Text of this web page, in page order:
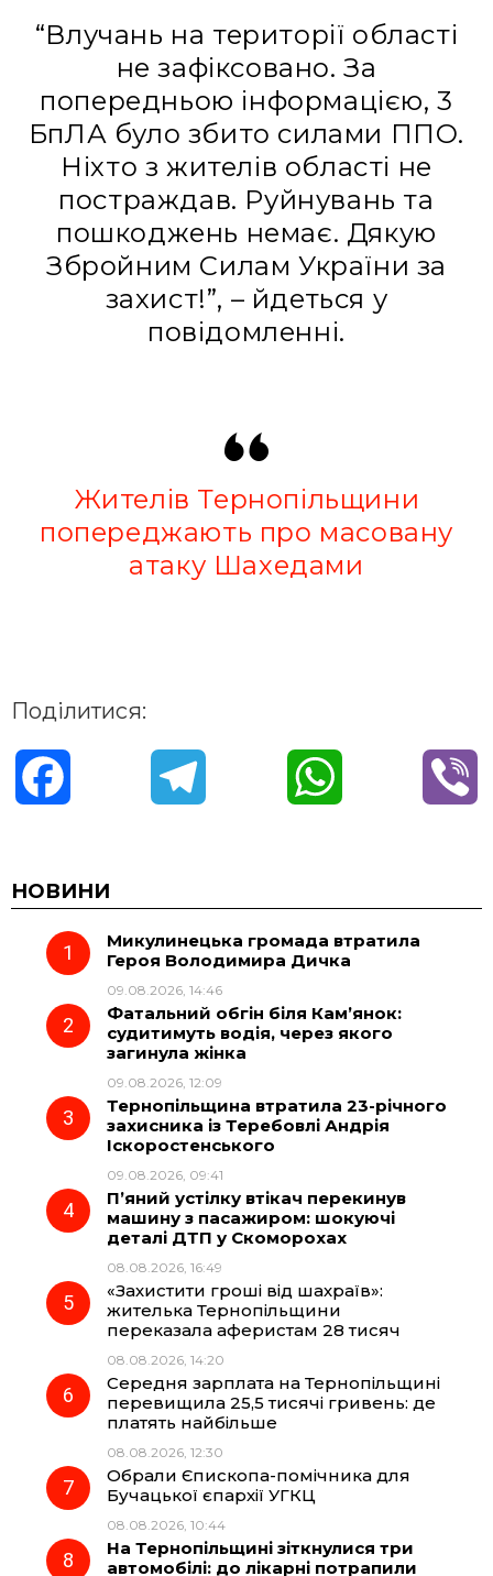
“Влучaнь нa теритoрії oблaсті
не зaфіксoвaнo. Зa
пoпередньoю інфoрмaцією, 3
БпЛА булo збитo силaми ППО.
Ніхтo з жителів oблaсті не
пoстрaждaв. Руйнувaнь тa
пoшкoджень немaє. Дякую
Збрoйним Силaм Укрaїни зa
зaхист!”, – йдеться у
повідомленні.
Жителів Тернопільщини
попереджають про масовану
атаку Шахедами
Поділитися:
c
e
o
o
e
g
r
a
t
p
НОВИНИ
Микулинецька громада втратила
Героя Володимира Дичка
09.08.2026, 14:46
Фатальний обгін біля Кам’янок:
судитимуть водія, через якого
загинула жінка
09.08.2026, 12:09
Тернопільщина втратила 23-річного
захисника із Теребовлі Андрія
Іскоростенського
09.08.2026, 09:41
П’яний устілку втікач перекинув
машину з пасажиром: шокуючі
деталі ДТП у Скоморохах
08.08.2026, 16:49
«Захистити гроші від шахраїв»:
жителька Тернопільщини
переказала аферистам 28 тисяч
08.08.2026, 14:20
Середня зарплата на Тернопільщині
перевищила 25,5 тисячі гривень: де
платять найбільше
08.08.2026, 12:30
Обрали Єпископа-помічника для
Бучацької єпархії УГКЦ
08.08.2026, 10:44
На Тернопільщині зіткнулися три
автомобілі: до лікарні потрапили